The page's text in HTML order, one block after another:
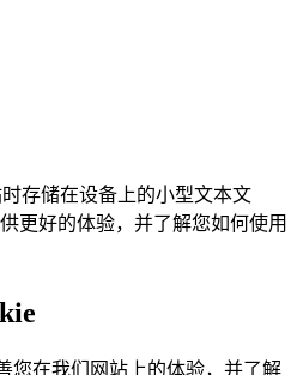
存储在设备上的小型文本文
更好的体验，并了解您如何使用
您在我们网站上的体验，并了解